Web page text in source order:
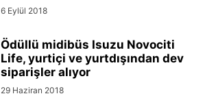
6 Eylül 2018
Ödüllü midibüs Isuzu Novociti
Life, yurtiçi ve yurtdışından dev
siparişler alıyor
29 Haziran 2018